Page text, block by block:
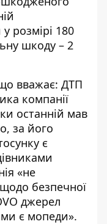
розмірі 180
шкоду – 2
вважає: ДТП
компанії
останній мав
за його
є
«не
безпечної
джерел
є мопеди».